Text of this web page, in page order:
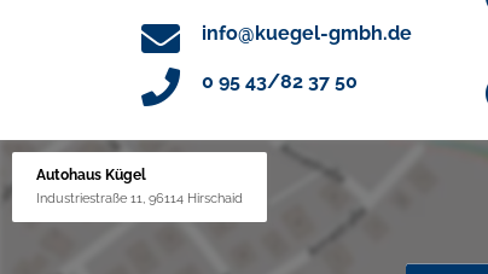
info@kuegel-gmbh.de
0 95 43/82 37 50
Autohaus Kügel
Industriestraße 11, 96114 Hirschaid